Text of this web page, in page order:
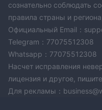
сознательно соблюдать
правила страны и
Официальный Email：
Telegram：77075512308
Whatsapp：77075512308
Насчет исправления
лицензия и другое,
Для рекламы：